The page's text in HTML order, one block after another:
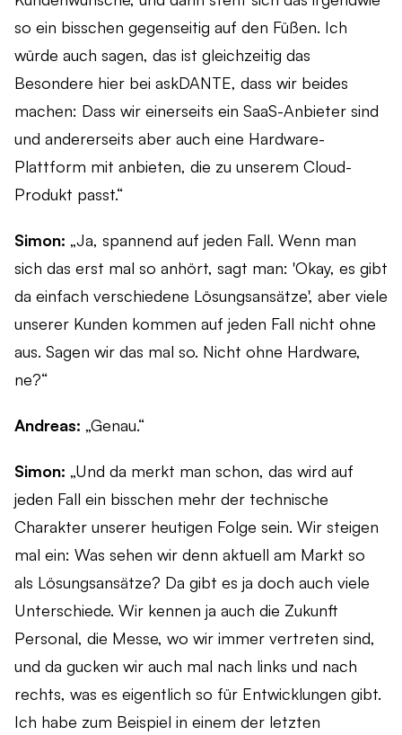
so ein bisschen gegenseitig auf den Füßen. Ich
würde auch sagen, das ist gleichzeitig das
Besondere hier bei askDANTE, dass wir beides
machen: Dass wir einerseits ein SaaS-Anbieter sind
und andererseits aber auch eine Hardware-
Plattform mit anbieten, die zu unserem Cloud-
Produkt passt.“
Simon: „Ja, spannend auf jeden Fall. Wenn man
sich das erst mal so anhört, sagt man: 'Okay, es gibt
da einfach verschiedene Lösungsansätze', aber viele
unserer Kunden kommen auf jeden Fall nicht ohne
aus. Sagen wir das mal so. Nicht ohne Hardware,
ne?“
Andreas: „Genau.“
Simon: „Und da merkt man schon, das wird auf
jeden Fall ein bisschen mehr der technische
Charakter unserer heutigen Folge sein. Wir steigen
mal ein: Was sehen wir denn aktuell am Markt so
als Lösungsansätze? Da gibt es ja doch auch viele
Unterschiede. Wir kennen ja auch die Zukunft
Personal, die Messe, wo wir immer vertreten sind,
und da gucken wir auch mal nach links und nach
rechts, was es eigentlich so für Entwicklungen gibt.
Ich habe zum Beispiel in einem der letzten